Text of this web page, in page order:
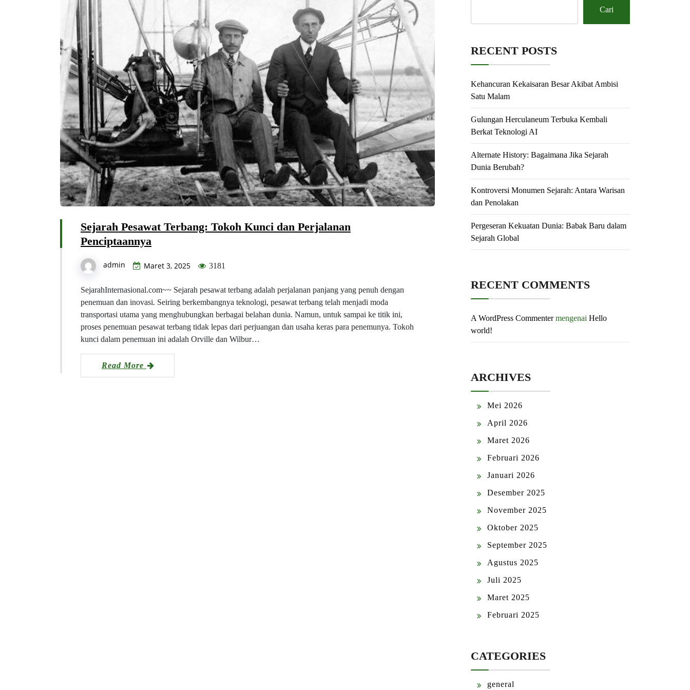
Sejarah Pesawat Terbang: Tokoh Kunci dan Perjalanan
Penciptaannya
admin Maret 3, 2025 3181
SejarahInternasional.com~~ Sejarah pesawat terbang adalah perjalanan panjang yang penuh dengan
penemuan dan inovasi. Seiring berkembangnya teknologi, pesawat terbang telah menjadi moda
transportasi utama yang menghubungkan berbagai belahan dunia. Namun, untuk sampai ke titik ini,
proses penemuan pesawat terbang tidak lepas dari perjuangan dan usaha keras para penemunya. Tokoh
kunci dalam penemuan ini adalah Orville dan Wilbur…
Read More
Cari
RECENT POSTS
Kehancuran Kekaisaran Besar Akibat Ambisi
Satu Malam
Gulungan Herculaneum Terbuka Kembali
Berkat Teknologi AI
Alternate History: Bagaimana Jika Sejarah
Dunia Berubah?
Kontroversi Monumen Sejarah: Antara Warisan
dan Penolakan
Pergeseran Kekuatan Dunia: Babak Baru dalam
Sejarah Global
RECENT COMMENTS
A WordPress Commentermengenai Hello
world!
ARCHIVES
Mei 2026
April 2026
Maret 2026
Februari 2026
Januari 2026
Desember 2025
November 2025
Oktober 2025
September 2025
Agustus 2025
Juli 2025
Maret 2025
Februari 2025
CATEGORIES
general